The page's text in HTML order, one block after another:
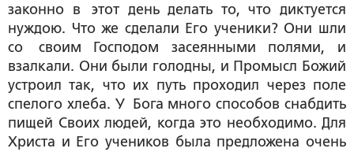
законно в этот день делать то, что диктуется
нуждою. Что же сделали Его ученики? Они шли
со своим Господом засеянными полями, и
взалкали. Они были голодны, и Промысл Божий
устроил так, что их путь проходил через поле
спелого хлеба. У Бога много способов снабдить
пищей Своих людей, когда это необходимо. Для
Христа и Его учеников была предложена очень